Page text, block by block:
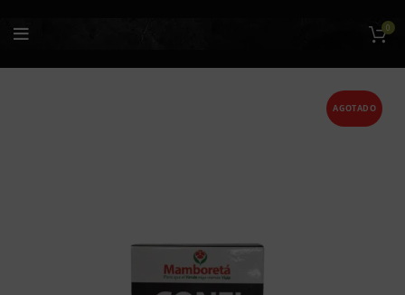
0
AGOTADO